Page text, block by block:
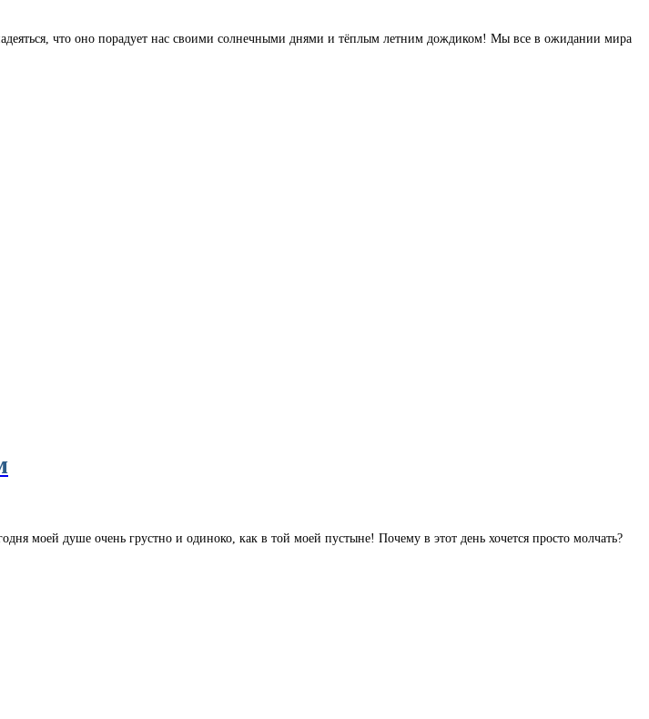
что оно порадует нас своими солнечными днями и тёплым летним дождиком! Мы все в ожидании мира
моей душе очень грустно и одиноко, как в той моей пустыне! Почему в этот день хочется просто молчать?